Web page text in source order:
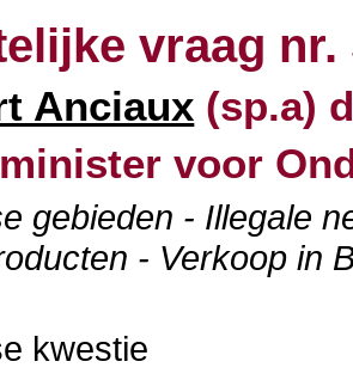
vraag nr.
Anciaux (sp.a)
voor
gebieden - Illegale
- Verkoop in
kwestie